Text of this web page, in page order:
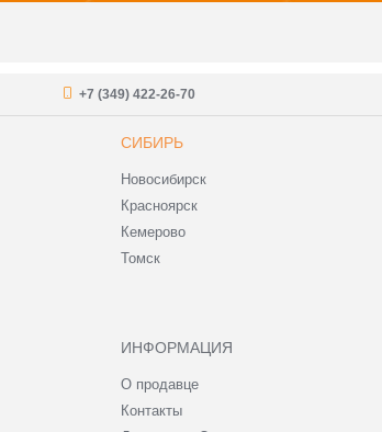
+7 (349) 422-26-70
СИБИРЬ
Новосибирск
Красноярск
Кемерово
Томск
ИНФОРМАЦИЯ
О продавце
Контакты